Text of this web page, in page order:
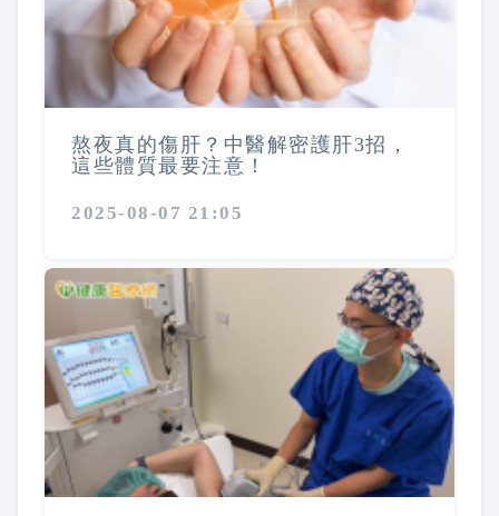
熬夜真的傷肝？中醫解密護肝3招，
這些體質最要注意！
2025-08-07 21:05